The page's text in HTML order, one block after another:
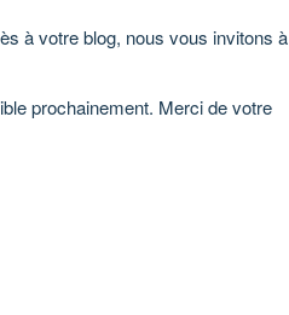
à votre blog, nous vous invitons à
prochainement. Merci de votre